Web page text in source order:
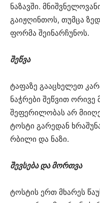
ნაზავში.
გაიჟღინთოს, თუმცა
ფორმა შეინარჩუნოს.
შეწვა
ტაფაზე გააცხელეთ
ნაჭრები შეწვით
შეფერილობას არ
ტოსტი გარედან
რბილი და ნაზი.
შევსება და მორთვა
ტოსტის ერთ მხარეს